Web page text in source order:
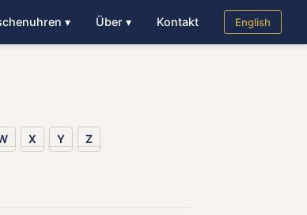
▾ Über ▾ Kontakt English
X Y Z